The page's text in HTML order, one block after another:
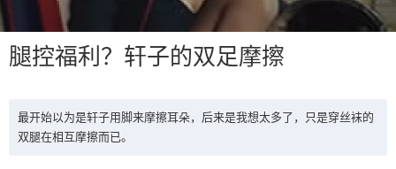
腿控福利？轩子的双足摩擦
最开始以为是轩子用脚来摩擦耳朵，后来是我想太多了，只是穿丝袜的
双腿在相互摩擦而已。
腿控福利？轩子的双足摩擦